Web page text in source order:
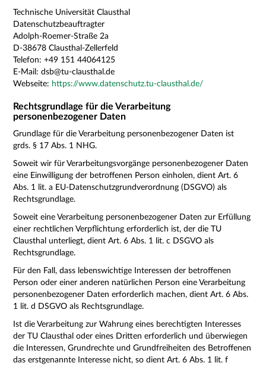
Technische Universität Clausthal
Datenschutzbeauftragter
Adolph-Roemer-Straße 2a
D-38678 Clausthal-Zellerfeld
Telefon:+49 151 44064125
E-Mail: dsb@tu-clausthal.de
Webseite: https://www.datenschutz.tu-clausthal.de/
Rechtsgrundlage für die Verarbeitung
personenbezogener Daten
Grundlage für die Verarbeitung personenbezogener Daten ist
grds. § 17 Abs. 1 NHG.
Soweit wir für Verarbeitungsvorgänge personenbezogener Daten
eine Einwilligung der betroffenen Person einholen, dient Art. 6
Abs. 1 lit. a EU-Datenschutzgrundverordnung (DSGVO) als
Rechtsgrundlage.
Soweit eine Verarbeitung personenbezogener Daten zur Erfüllung
einer rechtlichen Verpflichtung erforderlich ist, der die TU
Clausthal unterliegt, dient Art. 6 Abs. 1 lit. c DSGVO als
Rechtsgrundlage.
Für den Fall, dass lebenswichtige Interessen der betroffenen
Person oder einer anderen natürlichen Person eine Verarbeitung
personenbezogener Daten erforderlich machen, dient Art. 6 Abs.
1 lit. d DSGVO als Rechtsgrundlage.
Ist die Verarbeitung zur Wahrung eines berechtigten Interesses
der TU Clausthal oder eines Dritten erforderlich und überwiegen
die Interessen, Grundrechte und Grundfreiheiten des Betroffenen
das erstgenannte Interesse nicht, so dient Art. 6 Abs. 1 lit. f